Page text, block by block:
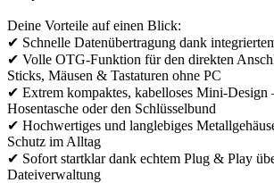
Deine Vorteile auf einen Blick:
✔ Schnelle Datenübertragung dank
✔ Volle OTG-Funktion für den direkten
Sticks, Mäusen & Tastaturen ohne PC
✔ Extrem kompaktes, kabelloses Mini-Design
Hosentasche oder den Schlüsselbund
✔ Hochwertiges und langlebiges
Schutz im Alltag
✔ Sofort startklar dank echtem Plug & Play
Dateiverwaltung